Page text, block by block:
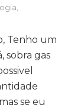
Tenho um
sobra gas
se eu